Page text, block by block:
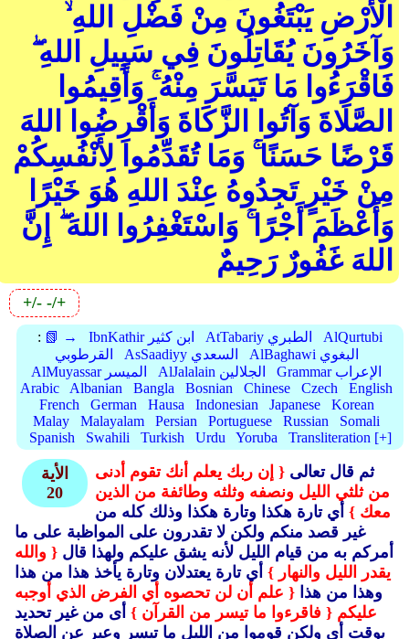
الْأَرْضِ يَبْتَغُونَ مِنْ فَضْلِ اللهِ ۙ
وَآخَرُونَ يُقَاتِلُونَ فِي سَبِيلِ اللهِ ۖ
فَاقْرَءُوا مَا تَيَسَّرَ مِنْهُ ۚ وَأَقِيمُوا
الصَّلَاةَ وَآتُوا الزَّكَاةَ وَأَقْرِضُوا اللهَ
قَرْضًا حَسَنًا ۚ وَمَا تُقَدِّمُوا لِأَنْفُسِكُمْ
مِنْ خَيْرٍ تَجِدُوهُ عِنْدَ اللهِ هُوَ خَيْرًا
وَأَعْظَمَ أَجْرًا ۚ وَاسْتَغْفِرُوا اللهَ ۖ إِنَّ
اللهَ غَفُورٌ رَحِيمٌ
+/- -/+
: 📗 → IbnKathir ابن كثير AtTabariy الطبري
AlQurtubi
القرطوبي
AsSaadiyy السعدي
AlBaghawi البغوي
AlMuyassar الميسر
AlJalalain الجلالين
Grammar الإعراب
Arabic
Albanian Bangla Bosnian Chinese Czech
English
French
German Hausa Indonesian Japanese
Korean
Malay
Malayalam Persian Portuguese Russian
Somali
Spanish
Swahili Turkish Urdu Yoruba Transliteration [+]
الأية
20
ثم قال تعالى { إن ربك يعلم أنك تقوم أدنى
من ثلثي الليل ونصفه وثلثه وطائفة من الذين
معك } أي تارة هكذا وتارة هكذا وذلك كله من
غير قصد منكم ولكن لا تقدرون على المواظبة على ما
أمركم به من قيام الليل لأنه يشق عليكم ولهذا قال { والله
يقدر الليل والنهار } أي تارة يعتدلان وتارة يأخذ هذا من هذا
وهذا من هذا { علم أن لن تحصوه أي الفرض الذي أوجبه
عليكم { فاقرءوا ما تيسر من القرآن } أى من غير تحديد
بوقت أي ولكن قوموا من الليل ما تيسر وعبر عن الصلاة